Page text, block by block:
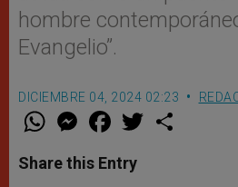
hombre
Evangelio”.
DICIEMBRE 04, 2024 02:23
W
t
s
M
e
s
e
F
a
e
b
w
Share this Entry